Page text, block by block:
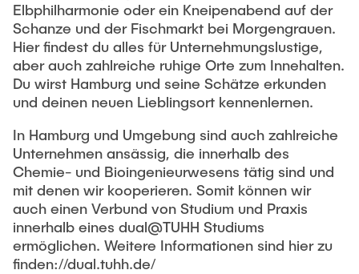
Elbphilharmonie oder ein Kneipenabend auf der
Schanze und der Fischmarkt bei Morgengrauen.
Hier findest du alles für Unternehmungslustige,
aber auch zahlreiche ruhige Orte zum Innehalten.
Du wirst Hamburg und seine Schätze erkunden
und deinen neuen Lieblingsort kennenlernen.
In Hamburg und Umgebung sind auch zahlreiche
Unternehmen ansässig, die innerhalb des
Chemie- und Bioingenieurwesens tätig sind und
mit denen wir kooperieren. Somit können wir
auch einen Verbund von Studium und Praxis
innerhalb eines dual@TUHH Studiums
ermöglichen. Weitere Informationen sind hier zu
finden://dual.tuhh.de/